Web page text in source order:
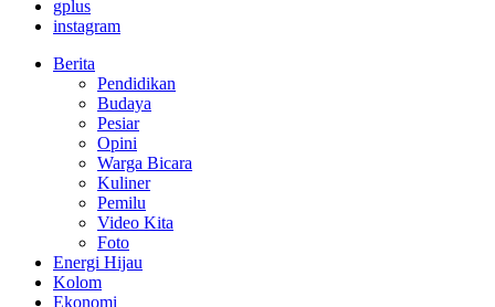
gplus
instagram
Berita
Pendidikan
Budaya
Pesiar
Opini
Warga Bicara
Kuliner
Pemilu
Video Kita
Foto
Energi Hijau
Kolom
Ekonomi